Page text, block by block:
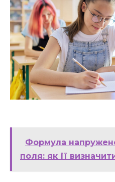
Формула
поля: як її